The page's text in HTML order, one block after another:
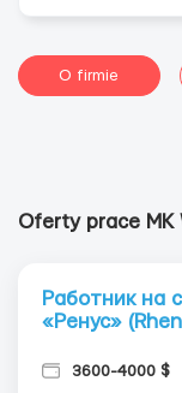
O firmie
Oferty prace MK
Работник на
«Ренус»
3600-4000 $